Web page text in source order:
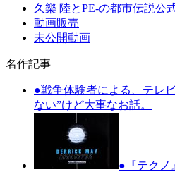
久樂 陸とPE-の都市伝説公
動画販売
未公開動画
名作記事
●戦争体験者による、テレ
ない”けど大事なお話。
●『テクノ